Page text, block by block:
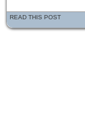
READ THIS POST